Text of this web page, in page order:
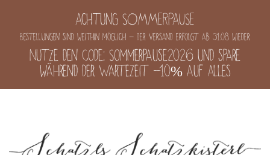
Achtung SOMMERPAUSE
Bestellungen sind weithin möglich - der Versand erfolgt ab 31.08 wieder
Nutze den Code: Sommerpause2026 und spare
während der Wartezeit -10% auf alles